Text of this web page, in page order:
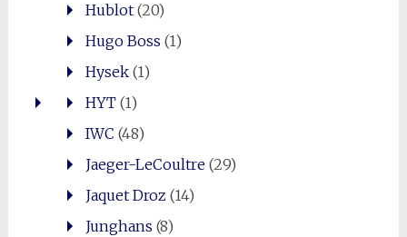
Hublot(20)
Hugo Boss (1)
Hysek(1)
HYT(1)
IWC (48)
Jaeger-LeCoultre(29)
Jaquet Droz (14)
Junghans (8)